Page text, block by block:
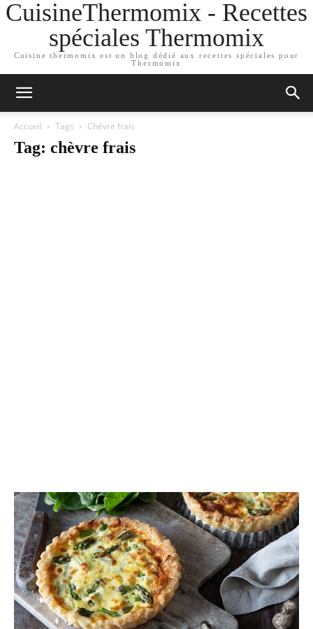
CuisineThermomix - Recettes
spéciales Thermomix
Cuisine thermomix est un blog dédié aux recettes spéciales pour
Thermomix
Accueil Tags Chèvre frais
Tag: chèvre frais